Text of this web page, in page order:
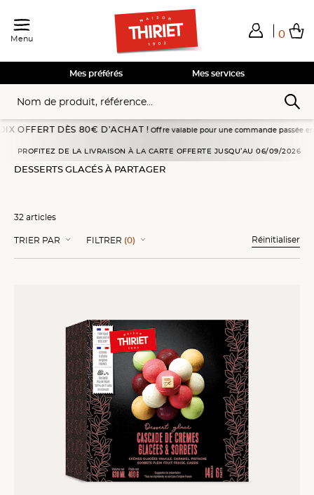
Menu 0
Total de mes achats
Voir mon panier
Voir mon panier
Voir mon panier
Voir mon panier
Mes services
Mes préférés
DÈS 80€ D’ACHAT ! Offre valable pour une commande passée en livraison à
PROFITEZ DE LA LIVRAISON À LA CARTE OFFERTE JUSQU’AU 06/09/2026
DESSERTS GLACÉS À PARTAGER
32 articles
TRIER PAR FILTRER (0) Réinitialiser